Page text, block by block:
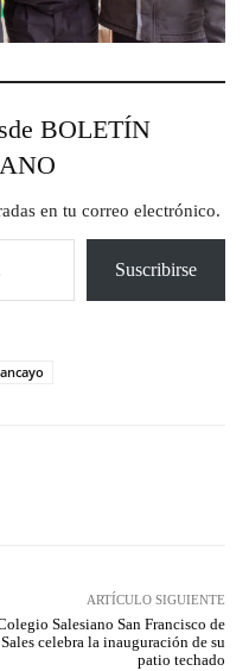
BOLETÍN
en tu correo electrónico.
Suscribirse
ARTÍCULO SIGUIENTE
Salesiano San Francisco de
Sales celebra la inauguración de su
patio techado